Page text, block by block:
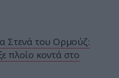
Στενά του Ορμούζ:
πλοίο κοντά στο